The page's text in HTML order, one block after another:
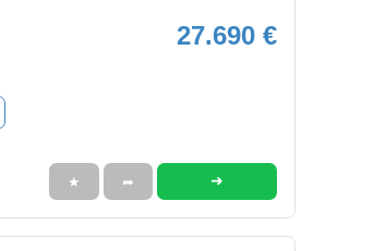
27.690 €
★ ➦ ➜